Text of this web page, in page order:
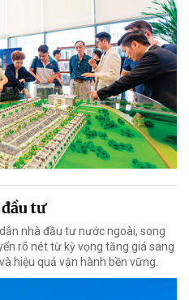
tư
nhà đầu tư nước ngoài, song
rõ nét từ kỳ vọng tăng giá sang
hiệu quả vận hành bền vững.